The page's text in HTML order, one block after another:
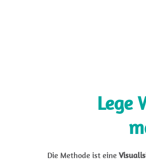
Lege
Die Methode ist eine